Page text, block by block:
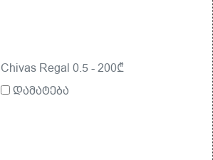
Chivas Regal 0.5 - 200₾
დამატება